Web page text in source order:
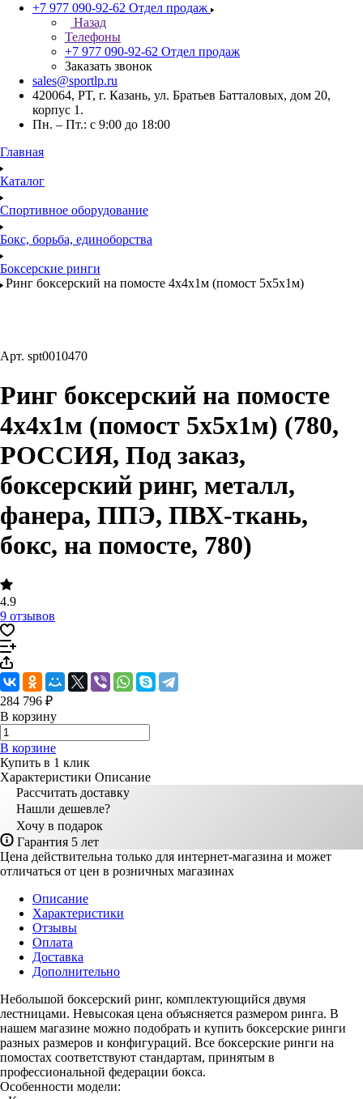
+7 977 090-92-62 Отдел продаж
Назад
Телефоны
+7 977 090-92-62 Отдел продаж
Заказать звонок
sales@sportlp.ru
420064, PT, г. Казань, ул. Братьев Батталовых, дом 20,
корпус 1.
Пн. – Пт.: с 9:00 до 18:00
Главная
Каталог
Спортивное оборудование
Бокс, борьба, единоборства
Боксерские ринги
Ринг боксерский на помосте 4х4х1м (помост 5х5х1м)
Арт. spt0010470
Ринг боксерский на помосте
4х4х1м (помост 5х5х1м) (780,
РОССИЯ, Под заказ,
боксерский ринг, металл,
фанера, ППЭ, ПВХ-ткань,
бокс, на помосте, 780)
4.9
9 отзывов
284 796 ₽
В корзину
В корзине
Купить в 1 клик
Характеристики Описание
Рассчитать доставку
Нашли дешевле?
Хочу в подарок
Гарантия 5 лет
Цена действительна только для интернет-магазина и может
отличаться от цен в розничных магазинах
Описание
Характеристики
Отзывы
Оплата
Доставка
Дополнительно
Небольшой боксерский ринг, комплектующийся двумя
лестницами. Невысокая цена объясняется размером ринга. В
нашем магазине можно подобрать и купить боксерские ринги
разных размеров и конфигураций. Все боксерские ринги на
помостах соответствуют стандартам, принятым в
профессиональной федерации бокса.
Особенности модели: